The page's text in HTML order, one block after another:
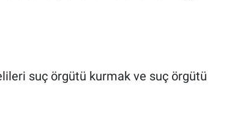
suç örgütü kurmak ve suç örgütü